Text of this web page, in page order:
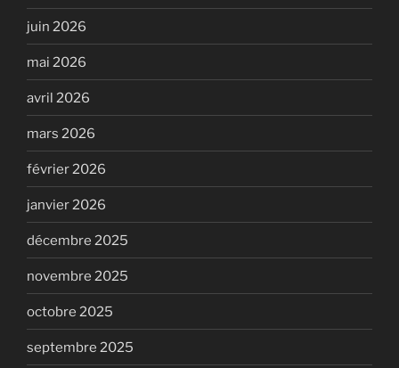
juin 2026
mai 2026
avril 2026
mars 2026
février 2026
janvier 2026
décembre 2025
novembre 2025
octobre 2025
septembre 2025